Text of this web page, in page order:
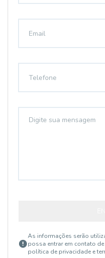
As informações serão
possa entrar em contato
política de privacidade e